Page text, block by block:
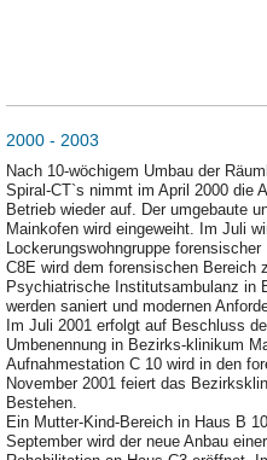
2000 - 2003
Nach 10-wöchigem Umbau der
Spiral-CT`s nimmt im April 2000 die
Betrieb wieder auf. Der umgebaute
Mainkofen wird eingeweiht. Im Juli
Lockerungswohngruppe
C8E wird dem forensischen Bereich
Psychiatrische Institutsambulanz in
werden saniert und modernen
Im Juli 2001 erfolgt auf Beschluss
Umbenennung in Bezirks-klinikum
Aufnahmestation C 10 wird in den
November 2001 feiert das
Bestehen.
Ein Mutter-Kind-Bereich in Haus B
September wird der neue Anbau